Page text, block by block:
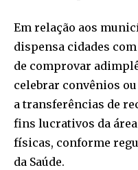
Em relação aos
dispensa cidades
de comprovar
celebrar convênios
a transferências de
fins lucrativos da
físicas, conforme
da Saúde.